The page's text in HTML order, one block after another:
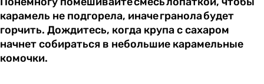
карамель не подгорела, иначе гранола будет
горчить. Дождитесь, когда крупа с сахаром
начнет собираться в небольшие карамельные
комочки.